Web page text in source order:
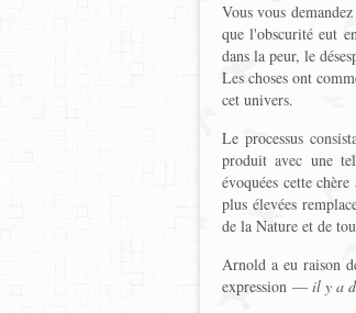
Vous vous
que l'obscurité eut
dans la peur, le
Les choses ont
cet univers.
Le processus
produit avec une
évoquées cette
plus élevées
de la Nature et de
Arnold a eu raison
expression — il y a